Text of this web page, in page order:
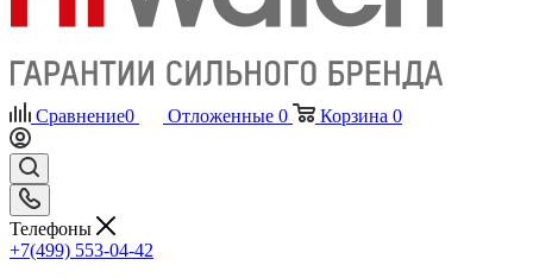
Сравнение0 Отложенные 0 Корзина 0
Телефоны
+7(499) 553-04-42